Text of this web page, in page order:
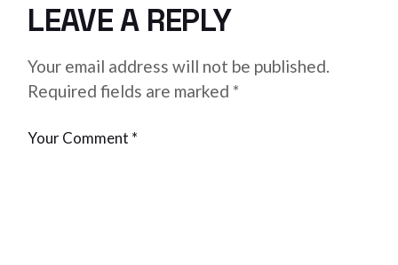
LEAVE A REPLY
Your email address will not be published.
Required fields are marked*